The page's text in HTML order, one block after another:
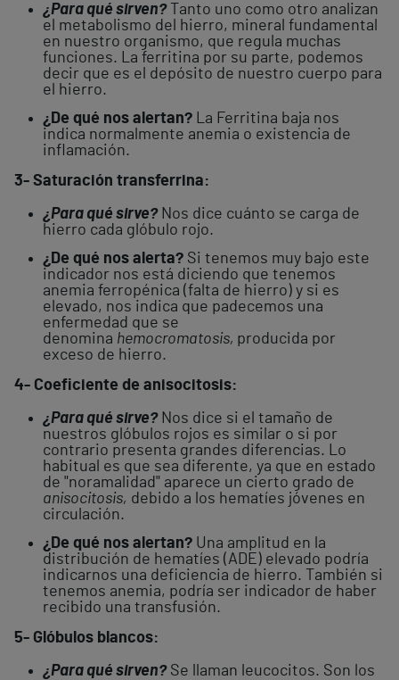
¿Para qué sirven?Tanto uno como otro analizan
el metabolismo del hierro, mineral fundamental
en nuestro organismo, que regula muchas
funciones. La ferritina por su parte, podemos
decir que es el depósito de nuestro cuerpo para
el hierro.
¿De qué nos alertan? La Ferritina baja nos
indica normalmente anemia o existencia de
inflamación.
3- Saturación transferrina:
¿Para qué sirve?Nos dice cuánto se carga de
hierro cada glóbulo rojo.
¿De qué nos alerta? Si tenemos muy bajo este
indicador nos está diciendo que tenemos
anemia ferropénica (falta de hierro) y si es
elevado, nos indica que padecemos una
enfermedad que se
denomina hemocromatosis, producida por
exceso de hierro.
4- Coeficiente de anisocitosis:
¿Para qué sirve?Nos dice si el tamaño de
nuestros glóbulos rojos es similar o si por
contrario presenta grandes diferencias. Lo
habitual es que sea diferente, ya que en estado
de "noramalidad" aparece un cierto grado de
anisocitosis, debido a los hematíes jóvenes en
circulación.
¿De qué nos alertan? Una amplitud en la
distribución de hematíes (ADE) elevado podría
indicarnos una deficiencia de hierro. También si
tenemos anemia, podría ser indicador de haber
recibido una transfusión.
5- Glóbulos blancos:
¿Para qué sirven?Se llaman leucocitos. Son los